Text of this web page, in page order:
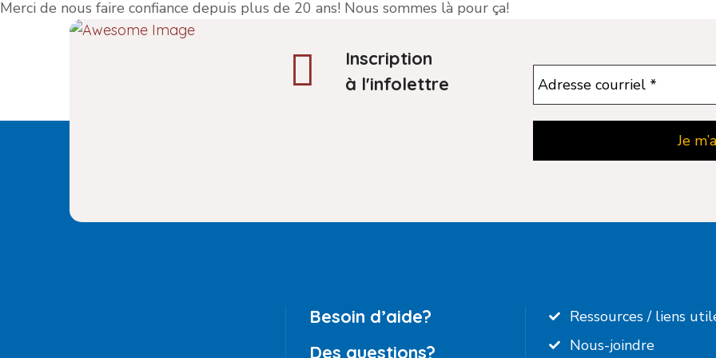
Merci de nous faire confiance depuis plus de 20 ans! Nous sommes là pour ça!
Inscription
à l'infolettre
Besoin d’aide?
Des questions?
Ressources / liens
Nous-joindre